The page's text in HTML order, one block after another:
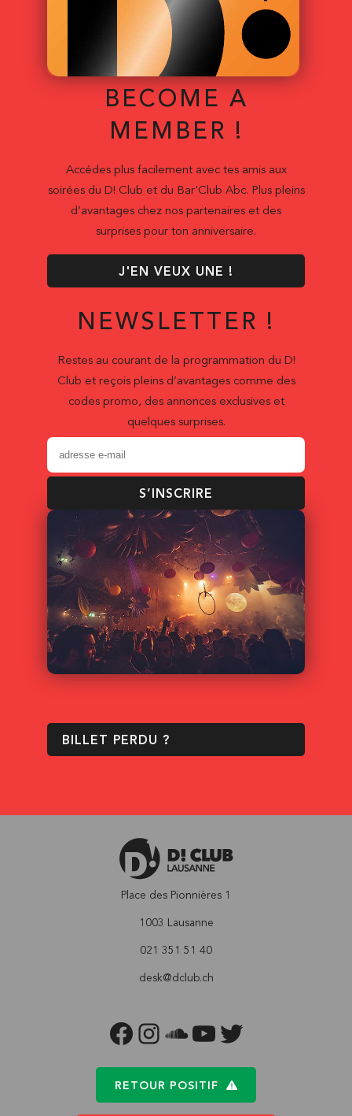
BECOME A
MEMBER !
Accédes plus facilement avec tes amis aux
soirées du D! Club et du Bar'Club Abc. Plus pleins
d’avantages chez nos partenaires et des
surprises pour ton anniversaire.
J'EN VEUX UNE !
NEWSLETTER !
Restes au courant de la programmation du D!
Club et reçois pleins d’avantages comme des
codes promo, des annonces exclusives et
quelques surprises.
S’INSCRIRE
BILLET PERDU ?
Place des Pionnières 1
1003 Lausanne
021 351 51 40
desk@dclub.ch
FACEBOOKINSTAGRAM
SOUNDCLOUD
YOUTUBETWITTER
RETOUR POSITIF